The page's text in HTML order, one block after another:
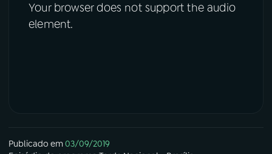
Your browser does not support the audio
element.
Publicado em03/09/2019